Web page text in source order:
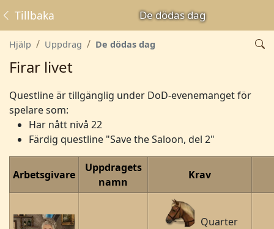
De dödas dag
Tillbaka
Hjälp Uppdrag De dödas dag
Firar livet
Questline är tillgänglig under DoD-evenemanget för
spelare som:
Har nått nivå 22
Färdig questline "Save the Saloon, del 2"
Arbetsgivare
Uppdragets
namn
Krav
Quarter